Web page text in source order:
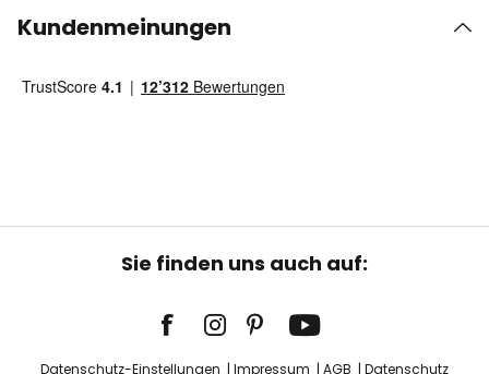
Kundenmeinungen
Sie finden uns auch auf:
Datenschutz-Einstellungen Impressum AGB Datenschutz